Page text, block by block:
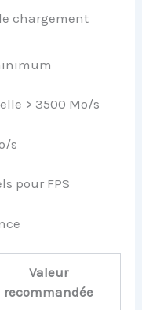
chargement
> 3500 Mo/s
s
pour FPS
Valeur
recommandée